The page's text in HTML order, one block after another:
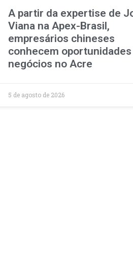
A partir da expertise de
Viana na Apex-Brasil,
empresários chineses
conhecem oportunidades
negócios no Acre
5 de agosto de 2026